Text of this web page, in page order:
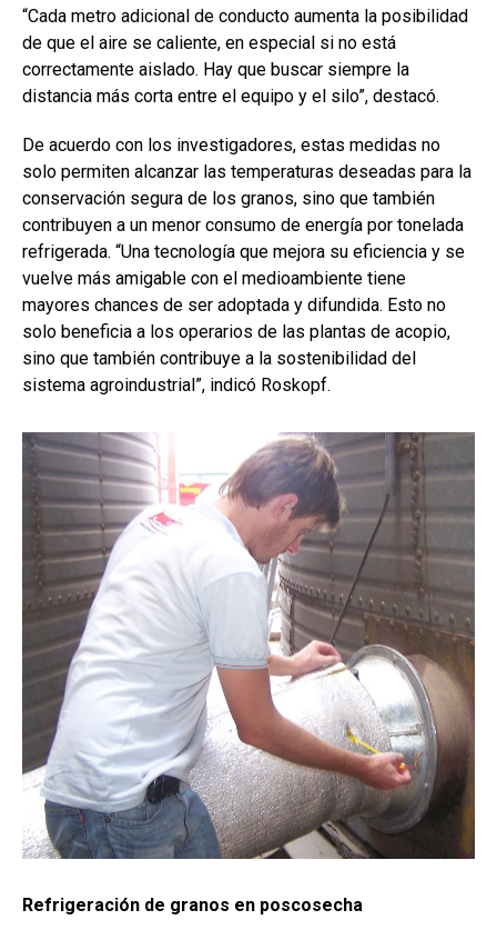
“Cada metro adicional de conducto aumenta la posibilidad
de que el aire se caliente, en especial si no está
correctamente aislado. Hay que buscar siempre la
distancia más corta entre el equipo y el silo”, destacó.
De acuerdo con los investigadores, estas medidas no
solo permiten alcanzar las temperaturas deseadas para la
conservación segura de los granos, sino que también
contribuyen a un menor consumo de energía por tonelada
refrigerada. “Una tecnología que mejora su eficiencia y se
vuelve más amigable con el medioambiente tiene
mayores chances de ser adoptada y difundida. Esto no
solo beneficia a los operarios de las plantas de acopio,
sino que también contribuye a la sostenibilidad del
sistema agroindustrial”, indicó Roskopf.
Refrigeración de granos en poscosecha